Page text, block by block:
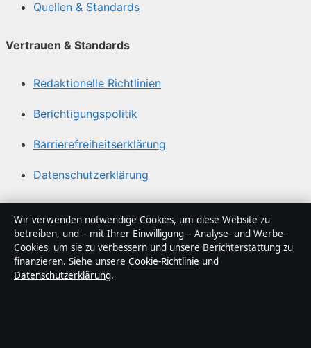
Quellen & Standards
Vertrauen & Standards
Redaktionelle Richtlinien
Berichtigungspolitik
Barrierefreiheitserklärung
Datenschutzerklärung
Über Politikstudio in Kürze
Politikstudio ist ein unabhängiger digitaler
Nachrichtenanbieter mit Fokus auf Politik, Wirtschaft,
Technik und Gesellschaft in Deutschland. Jeder Artikel
Wir verwenden notwendige Cookies, um diese Website zu
betreiben, und – mit Ihrer Einwilligung – Analyse- und Werbe-
Cookies, um sie zu verbessern und unsere Berichterstattung zu
finanzieren. Siehe unsere Cookie-Richtlinie und
Datenschutzerklärung.